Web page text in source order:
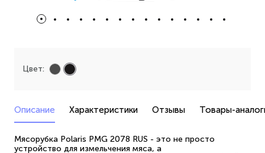
Цвет:
Описание Характеристики Отзывы Товары-
Мясорубка Polaris PMG 2078 RUS - это не просто
устройство для измельчения мяса, а